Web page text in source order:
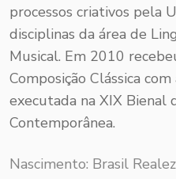
processos criativos pela
disciplinas da área de
Musical. Em 2010
Composição Clássica
executada na XIX Bienal
Contemporânea.
Nascimento: Brasil